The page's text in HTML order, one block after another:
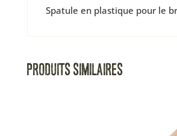
Spatule en plastique pour le
PRODUITS SIMILAIRES